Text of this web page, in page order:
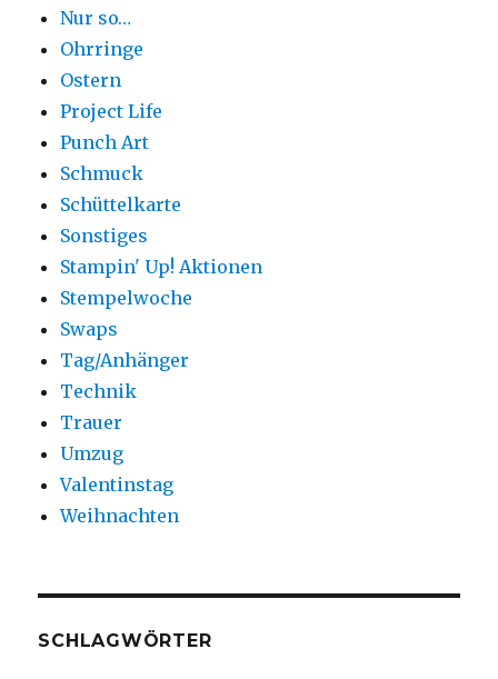
Nur so…
Ohrringe
Ostern
Project Life
Punch Art
Schmuck
Schüttelkarte
Sonstiges
Stampin' Up! Aktionen
Stempelwoche
Swaps
Tag/Anhänger
Technik
Trauer
Umzug
Valentinstag
Weihnachten
SCHLAGWÖRTER